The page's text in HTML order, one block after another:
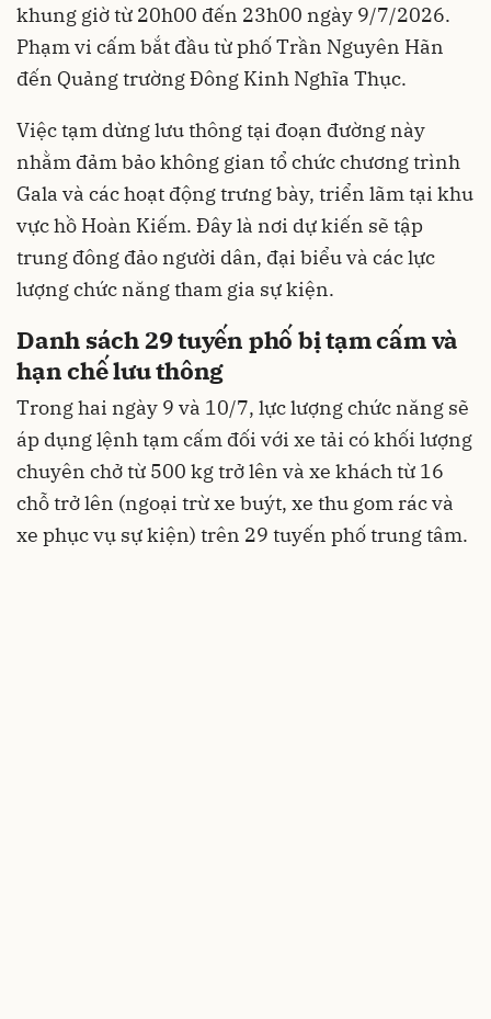
khung giờ từ 20h00 đến 23h00 ngày 9/7/2026.
Phạm vi cấm bắt đầu từ phố Trần Nguyên Hãn
đến Quảng trường Đông Kinh Nghĩa Thục.
Việc tạm dừng lưu thông tại đoạn đường này
nhằm đảm bảo không gian tổ chức chương trình
Gala và các hoạt động trưng bày, triển lãm tại khu
vực hồ Hoàn Kiếm. Đây là nơi dự kiến sẽ tập
trung đông đảo người dân, đại biểu và các lực
lượng chức năng tham gia sự kiện.
Danh sách 29 tuyến phố bị tạm cấm và
hạn chế lưu thông
Trong hai ngày 9 và 10/7, lực lượng chức năng sẽ
áp dụng lệnh tạm cấm đối với xe tải có khối lượng
chuyên chở từ 500 kg trở lên và xe khách từ 16
chỗ trở lên (ngoại trừ xe buýt, xe thu gom rác và
xe phục vụ sự kiện) trên 29 tuyến phố trung tâm.